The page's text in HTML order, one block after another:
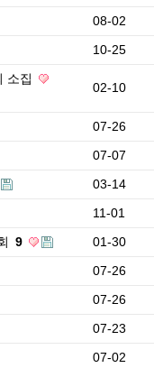
08-02
10-25
소집
02-10
07-26
07-07
03-14
11-01
9
01-30
07-26
07-26
07-23
07-02